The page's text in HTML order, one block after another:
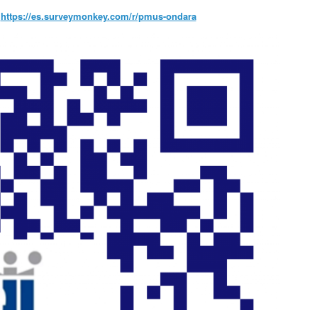
https://es.surveymonkey.com/r/pmus-ondara